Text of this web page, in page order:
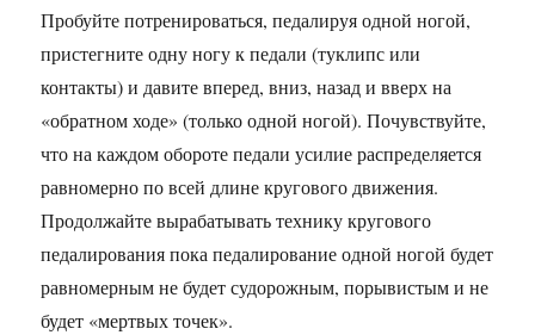
Пробуйте потренироваться, педалируя одной ногой,
пристегните одну ногу к педали (туклипс или
контакты) и давите вперед, вниз, назад и вверх на
«обратном ходе» (только одной ногой). Почувствуйте,
что на каждом обороте педали усилие распределяется
равномерно по всей длине кругового движения.
Продолжайте вырабатывать технику кругового
педалирования пока педалирование одной ногой будет
равномерным не будет судорожным, порывистым и не
будет «мертвых точек».